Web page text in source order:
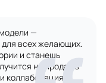
—
для всех желающих.
и станешь
на продаже